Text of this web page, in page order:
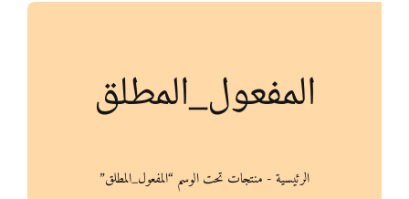
المفعول_المطلق
الرئيسية- منتجات تحت الوسم “المفعول_المطلق”